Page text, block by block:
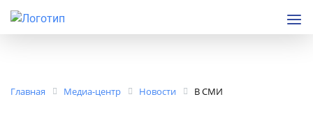
Главная Медиа-центр Новости В СМИ